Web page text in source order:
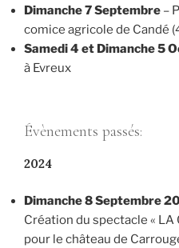
Dimanche 7 Septembre –
comice agricole de Candé
Samedi 4 et Dimanche 5
à Evreux
Évènements passés:
2024
Dimanche 8 Septembre
Création du spectacle « LA
pour le château de